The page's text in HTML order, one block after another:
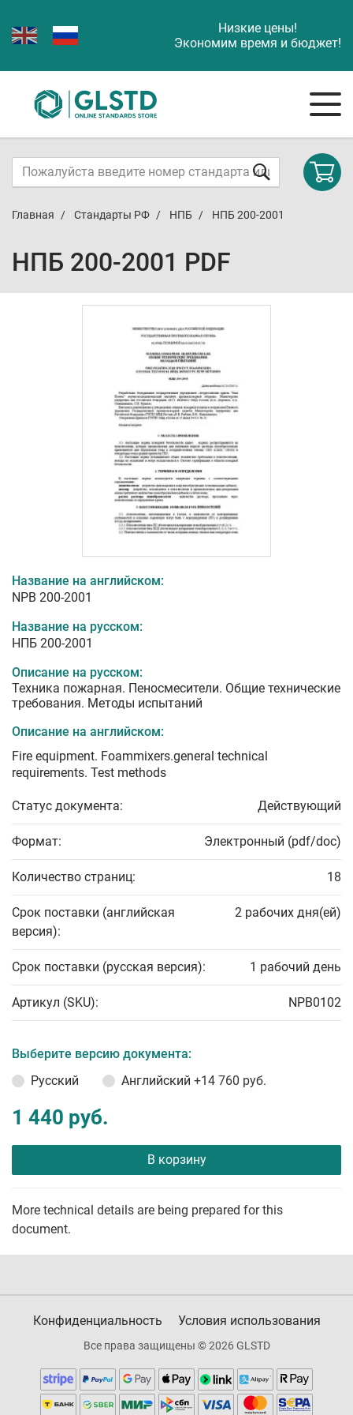
Низкие цены!
Экономим время и бюджет!
Главная Стандарты РФ НПБ НПБ 200-2001
НПБ 200-2001 PDF
Название на английском:
NPB 200-2001
Название на русском:
НПБ 200-2001
Описание на русском:
Техника пожарная. Пеносмесители. Общие технические
требования. Методы испытаний
Описание на английском:
Fire equipment. Foammixers.general technical
requirements. Test methods
Статус документа: Действующий
Формат: Электронный (pdf/doc)
Количество страниц: 18
Срок поставки (английская
версия):
2 рабочих дня(ей)
Срок поставки (русская версия): 1 рабочий день
Артикул (SKU): NPB0102
Выберите версию документа:
Русский
Английский +14 760 руб.
1 440 руб.
В корзину
More technical details are being prepared for this
document.
Конфиденциальность Условия использования
Все права защищены © 2026 GLSTD